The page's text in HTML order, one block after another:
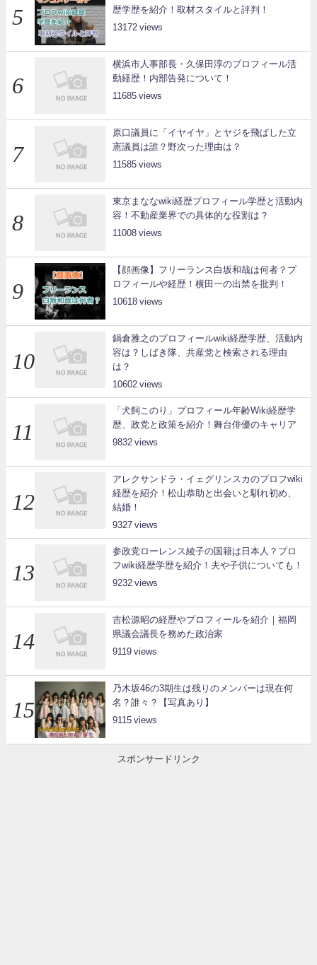
歴学歴を紹介！取材スタイルと評判！
13172
横浜市人事部長・久保田淳のプロフィール活
動経歴！内部告発について！
11685
原口議員に「イヤイヤ」とヤジを飛ばした立
憲議員は誰？野次った理由は？
11585
東京まななwiki経歴プロフィール学歴と活動内
容！不動産業界での具体的な役割は？
11008
【顔画像】フリーランス白坂和哉は何者？プ
ロフィールや経歴！横田一の出禁を批判！
10618
鍋倉雅之のプロフィールwiki経歴学歴、活動内
容は？しばき隊、共産党と検索される理由
は？
10602
「犬飼このり」プロフィール年齢Wiki経歴学
歴、政党と政策を紹介！舞台俳優のキャリア
9832
アレクサンドラ・イェグリンスカのプロフwiki
経歴を紹介！松山恭助と出会いと馴れ初め、
結婚！
9327
参政党ローレンス綾子の国籍は日本人？プロ
フwiki経歴学歴を紹介！夫や子供についても！
9232
吉松源昭の経歴やプロフィールを紹介｜福岡
県議会議長を務めた政治家
9119
乃木坂46の3期生は残りのメンバーは現在何
名？誰々？【写真あり】
9115
スポンサードリンク